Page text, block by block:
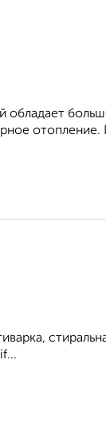
обладает
отопление.